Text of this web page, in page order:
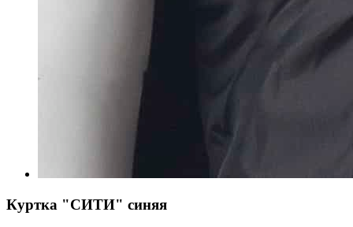
Куртка "СИТИ" синяя